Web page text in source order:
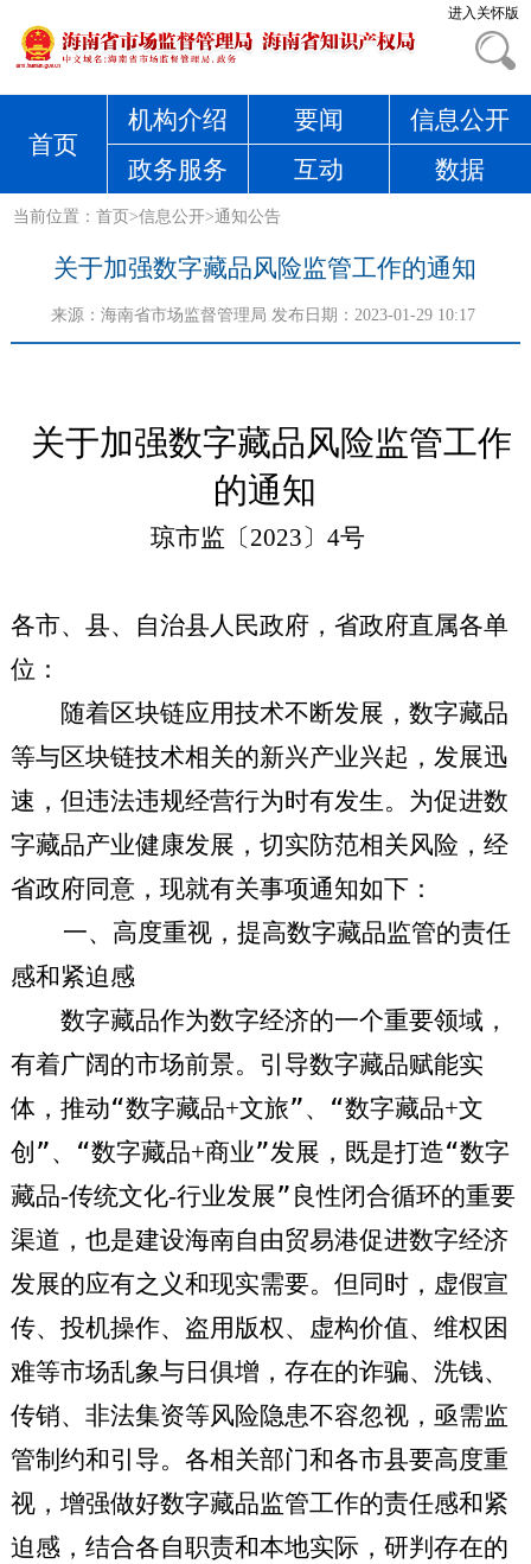
进入关怀版
首页
机构介绍 要闻
信息公开
政务服务
互动 数据
当前位置：首页>信息公开>通知公告
关于加强数字藏品风险监管工作的通知
来源： 海南省市场监督管理局 发布日期：2023-01-29 10:17
关于加强数字藏品风险监管工作
的通知
琼市监〔2023〕 4号
各市、县、自治县人民政府，省政府直属各单
位：
随着区块链应用技术不断发展，数字藏品
等与区块链技术相关的新兴产业兴起，发展迅
速，但违法违规经营行为时有发生。为促进数
字藏品产业健康发展，切实防范相关风险，经
省政府同意，现就有关事项通知如下：
一、高度重视，提高数字藏品监管的责任
感和紧迫感
数字藏品作为数字经济的一个重要领域，
有着广阔的市场前景。引导数字藏品赋能实
体，推动“数字藏品+文旅”、“数字藏品+文
创”、“数字藏品+商业”发展，既是打造“数字
藏品-传统文化-行业发展”良性闭合循环的重要
渠道，也是建设海南自由贸易港促进数字经济
发展的应有之义和现实需要。但同时，虚假宣
传、投机操作、盗用版权、虚构价值、维权困
难等市场乱象与日俱增，存在的诈骗、洗钱、
传销、非法集资等风险隐患不容忽视，亟需监
管制约和引导。各相关部门和各市县要高度重
视，增强做好数字藏品监管工作的责任感和紧
迫感，结合各自职责和本地实际，研判存在的